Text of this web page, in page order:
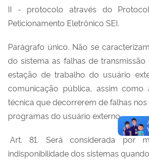
II - protocolo através do
Peticionamento Eletrônico SEI.
Parágrafo único. Não se
do sistema as falhas de
estação de trabalho do usuário
comunicação pública, assim como
técnica que decorrerem de falhas
programas do usuário externo.
Art. 81. Será considerada por
indisponibilidade dos sistemas